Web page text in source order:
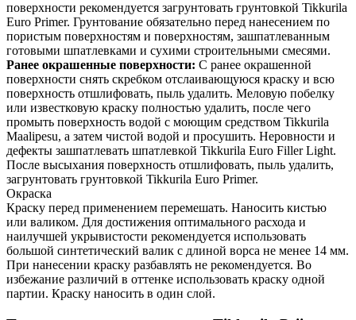
поверхности рекомендуется загрунтовать грунтовкой Tikkurila
Euro Primer. Грунтование обязательно перед нанесением по
пористым поверхностям и поверхностям, зашпатлеванным
готовыми шпатлевками и сухими строительными смесями.
Ранее окрашенные поверхности: С ранее окрашенной
поверхности снять скребком отслаивающуюся краску и всю
поверхность отшлифовать, пыль удалить. Меловую побелку
или известковую краску полностью удалить, после чего
промыть поверхность водой с моющим средством Tikkurila
Maalipesu, а затем чистой водой и просушить. Неровности и
дефекты зашпатлевать шпатлевкой Tikkurila Euro Filler Light.
После высыхания поверхность отшлифовать, пыль удалить,
загрунтовать грунтовкой Tikkurila Euro Primer.
Окраска
Краску перед применением перемешать. Наносить кистью
или валиком. Для достижения оптимального расхода и
наилучшей укрывистости рекомендуется использовать
большой синтетический валик с длиной ворса не менее 14 мм.
При нанесении краску разбавлять не рекомендуется. Во
избежание различий в оттенке использовать краску одной
партии. Краску наносить в один слой.